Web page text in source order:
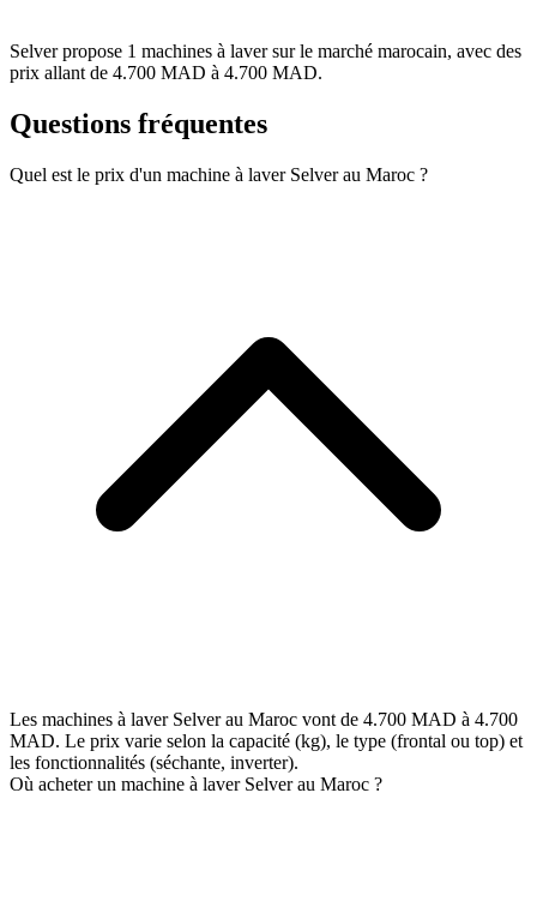
Selver propose 1 machines à laver sur le marché marocain, avec des
prix allant de 4.700 MAD à 4.700 MAD.
Questions fréquentes
Quel est le prix d'un machine à laver Selver au Maroc ?
Les machines à laver Selver au Maroc vont de 4.700 MAD à 4.700
MAD. Le prix varie selon la capacité (kg), le type (frontal ou top) et
les fonctionnalités (séchante, inverter).
Où acheter un machine à laver Selver au Maroc ?